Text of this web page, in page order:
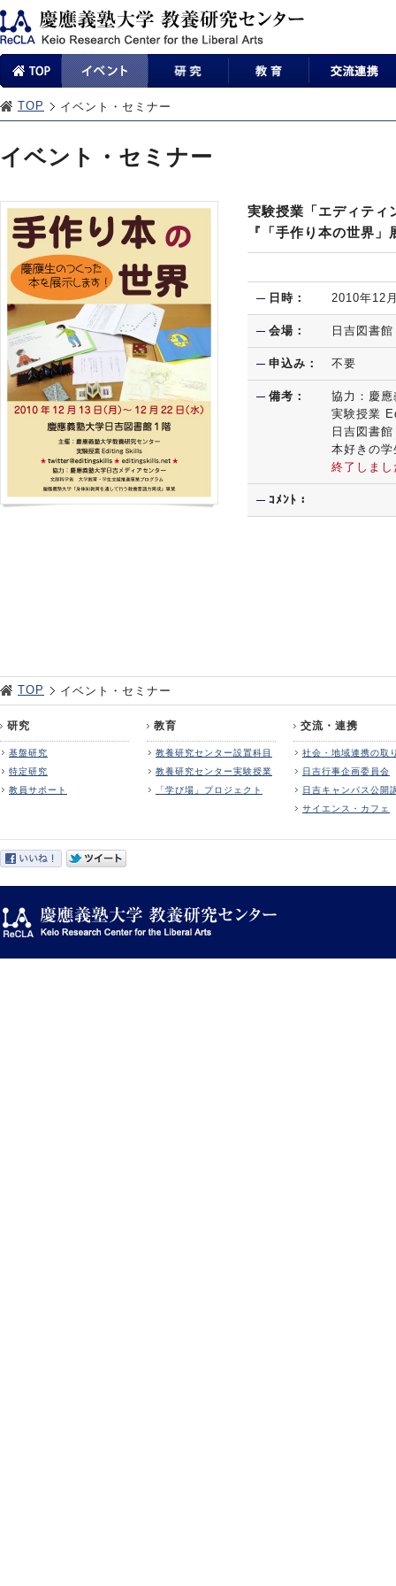
TOP イベント・セミナー
イベント・セミナー
実験授業「エディティ
『「手作り本の世界」
日時： 2010年12
会場： 日吉図書
申込み： 不要
備考：
協力：慶
実験授業
日吉図書
本好きの
終了しまし
ｺﾒﾝﾄ：
TOP イベント・セミナー
研究
基盤研究
特定研究
教員サポート
教育
教養研究センター設置科目
教養研究センター実験授業
「学び場」プロジェクト
交流・連携
社会・地域連携の取
日吉行事企画委員会
日吉キャンパス公開
サイエンス・カフェ